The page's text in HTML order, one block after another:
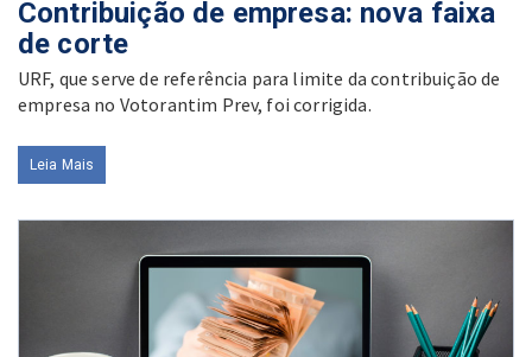
Contribuição de empresa: nova faixa
de corte
URF, que serve de referência para limite da contribuição de
empresa no Votorantim Prev, foi corrigida.
Leia Mais